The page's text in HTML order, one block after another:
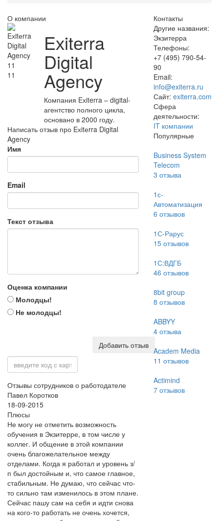
О компании
11
11
Eхitеrra
Digital
Agency
Компания Eхiterra – digital-
агентство полного цикла,
основано в 2000 году.
Написать отзыв про Eхitеrra Digital
Agency
Имя
Email
Текст отзыва
Оценка компании
Молодцы!
Не молодцы!
Добавить отзыв
Отзывы сотрудников о работодателе
Павел Коротков
18-09-2015
Плюсы
Не могу не отметить возможность
обучения в Экзитерре, в том числе у
коллег. И общение в этой компании
очень благожелательное между
отделами. Когда я работал и уровень з/
п был достойным и, что самое главное,
стабильным. Не думаю, что сейчас что-
то сильно там изменилось в этом плане.
Сейчас пашу сам на себя и идти снова
на кого-то работать не очень хочется,
Контакты
Другие названия:
Экзитерра
Телефоны:
+7 (495) 790-54-
90
Email:
info@exiterra.ru
Сайт: exiterra.com
Сфера
деятельности:
IT компании
Популярные
Business System
Telecom
3 отзыва
1с-
Автоматизация
6 отзывов
1С-Рарус
15отзывов
1С:ВДГБ
46 отзывов
8bit group
8 отзывов
ABBYY
4отзыва
Academ Media
11 отзывов
Actimind
7отзывов